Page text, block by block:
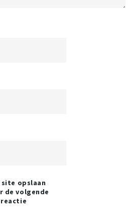
site opslaan
de volgende
reactie